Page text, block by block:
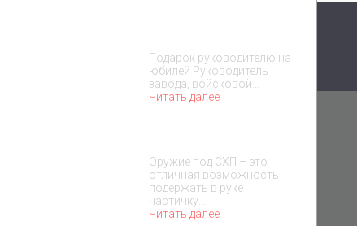
Подарок руководителю на
юбилей Руководитель
завода, войсковой…
Читать далее
Оружие под СХП – это
отличная возможность
подержать в руке
частичку…
Читать далее